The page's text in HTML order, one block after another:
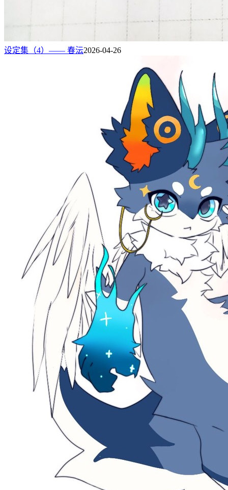
设定集（4）—— 春沄2026-04-26